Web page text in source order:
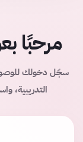
مرحبًا
سجّل دخولك
التدريبية،